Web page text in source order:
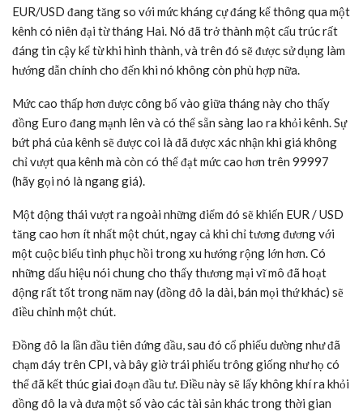
EUR/USD đang tăng so với mức kháng cự đáng kể thông qua một
kênh có niên đại từ tháng Hai. Nó đã trở thành một cấu trúc rất
đáng tin cậy kể từ khi hình thành, và trên đó sẽ được sử dụng làm
hướng dẫn chính cho đến khi nó không còn phù hợp nữa.
Mức cao thấp hơn được công bố vào giữa tháng này cho thấy
đồng Euro đang mạnh lên và có thể sẵn sàng lao ra khỏi kênh. Sự
bứt phá của kênh sẽ được coi là đã được xác nhận khi giá không
chỉ vượt qua kênh mà còn có thể đạt mức cao hơn trên 99997
(hãy gọi nó là ngang giá).
Một động thái vượt ra ngoài những điểm đó sẽ khiến EUR / USD
tăng cao hơn ít nhất một chút, ngay cả khi chỉ tương đương với
một cuộc biểu tình phục hồi trong xu hướng rộng lớn hơn. Có
những dấu hiệu nói chung cho thấy thương mại vĩ mô đã hoạt
động rất tốt trong năm nay (đồng đô la dài, bán mọi thứ khác) sẽ
điều chỉnh một chút.
Đồng đô la lần đầu tiên đứng đầu, sau đó cổ phiếu dường như đã
chạm đáy trên CPI, và bây giờ trái phiếu trông giống như họ có
thể đã kết thúc giai đoạn đầu tư. Điều này sẽ lấy không khí ra khỏi
đồng đô la và đưa một số vào các tài sản khác trong thời gian